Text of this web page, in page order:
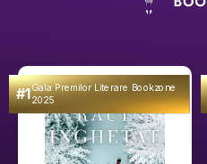
#1Gala Premilor Literare Bookzone
2025